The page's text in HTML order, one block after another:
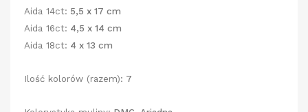
Aida 14ct: 5,5 x 17 cm
Aida 16ct: 4,5 x 14 cm
Aida 18ct: 4 x 13 cm
Ilość kolorów (razem): 7